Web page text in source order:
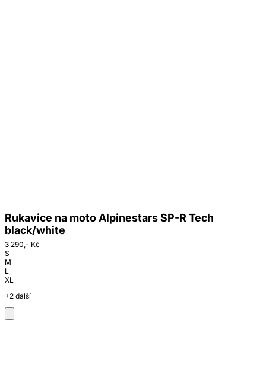
Rukavice na moto Alpinestars SP-R Tech
black/white
3 290,- Kč
S
M
L
XL
+2 další